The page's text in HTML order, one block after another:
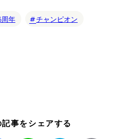
周年 チャンピオン
記事をシェアする